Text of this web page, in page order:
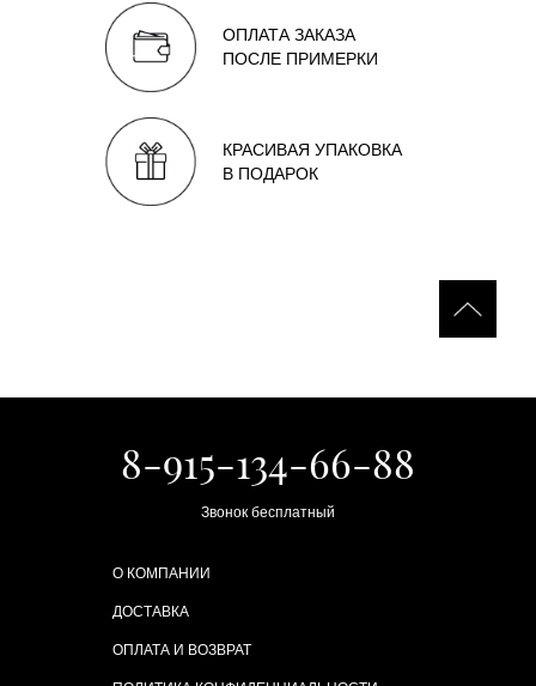
ОПЛАТА ЗАКАЗА
ПОСЛЕ ПРИМЕРКИ
КРАСИВАЯ УПАКОВКА
В ПОДАРОК
8-915-134-66-88
Звонок бесплатный
О КОМПАНИИ
ДОСТАВКА
ОПЛАТА И ВОЗВРАТ